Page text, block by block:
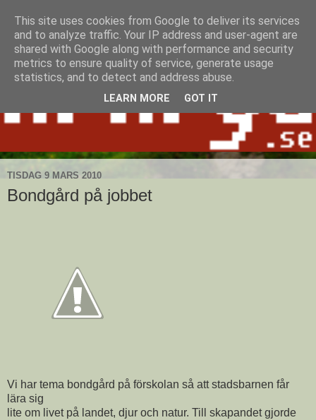
TISDAG 9 MARS 2010
Bondgård på jobbet
Vi har tema bondgård på förskolan så att stadsbarnen får
lära sig
lite om livet på landet, djur och natur. Till skapandet gjorde
This site uses cookies from Google to deliver its services
and to analyze traffic. Your IP address and user-agent are
shared with Google along with performance and security
metrics to ensure quality of service, generate usage
statistics, and to detect and address abuse.
LEARN MORE GOT IT